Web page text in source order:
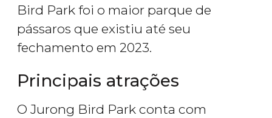
Bird Park foi o maior parque de
pássaros que existiu até seu
fechamento em 2023.
Principais atrações
O Jurong Bird Park conta com